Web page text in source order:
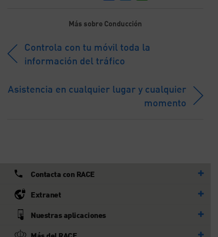
Más sobre Conducción
Controla con tu móvil toda la
información del tráfico
Asistencia en cualquier lugar y cualquier
momento
Contacta con RACE
Extranet
Nuestras aplicaciones